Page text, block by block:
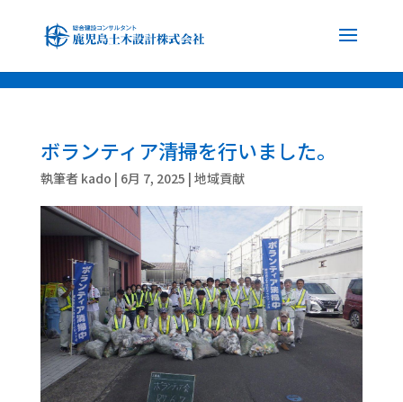
ボランティア清掃を行いました。
執筆者 kado | 6月 7, 2025 | 地域貢献